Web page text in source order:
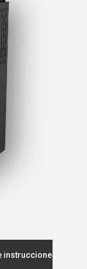
instrucciones